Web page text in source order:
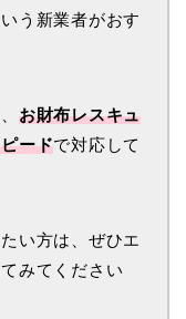
う新業者がおす
お財布レスキュ
ードで対応して
い方は、ぜひエ
みてください